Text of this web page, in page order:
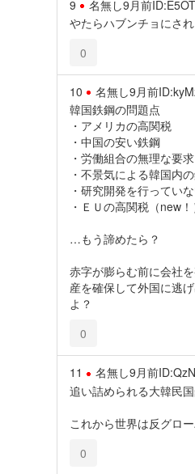
9 名無し9月前
やたらハブンチョにさ
0
10 名無し9月前
韓国鉄鋼の問題点
・アメリカの高関税
・中国の安い鉄鋼
・労働組合の無理な要求
・不景気による韓国内
・研究開発を行ってい
・ＥＵの高関税（new！
…もう諦めたら？
赤字が膨らむ前に会社
産を確保して外国に逃
よ？
0
11 名無し9月前
追い詰められる大韓民
これから世界は反グロ
0